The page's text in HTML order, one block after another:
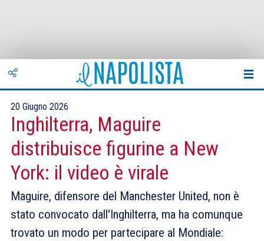
20 Giugno 2026
Inghilterra, Maguire
distribuisce figurine a New
York: il video è virale
Maguire, difensore del Manchester United, non è
stato convocato dall'Inghilterra, ma ha comunque
trovato un modo per partecipare al Mondiale: